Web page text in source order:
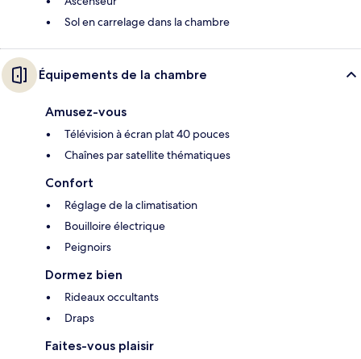
Sol en carrelage dans la chambre
Équipements de la chambre
Amusez-vous
Télévision à écran plat 40 pouces
Chaînes par satellite thématiques
Confort
Réglage de la climatisation
Bouilloire électrique
Peignoirs
Dormez bien
Rideaux occultants
Draps
Faites-vous plaisir